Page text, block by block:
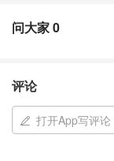
问大家0
评论
打开App写评论